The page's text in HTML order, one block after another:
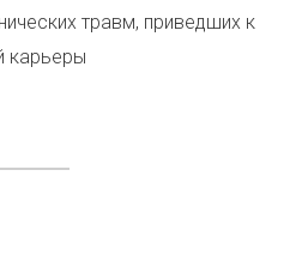
травм, приведших к
карьеры